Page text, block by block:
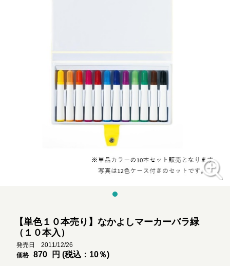
【単色１０本売り】なかよしマーカーバラ緑
（１０本入）
発売日 2011/12/26
価格
870 円 (税込：10％)